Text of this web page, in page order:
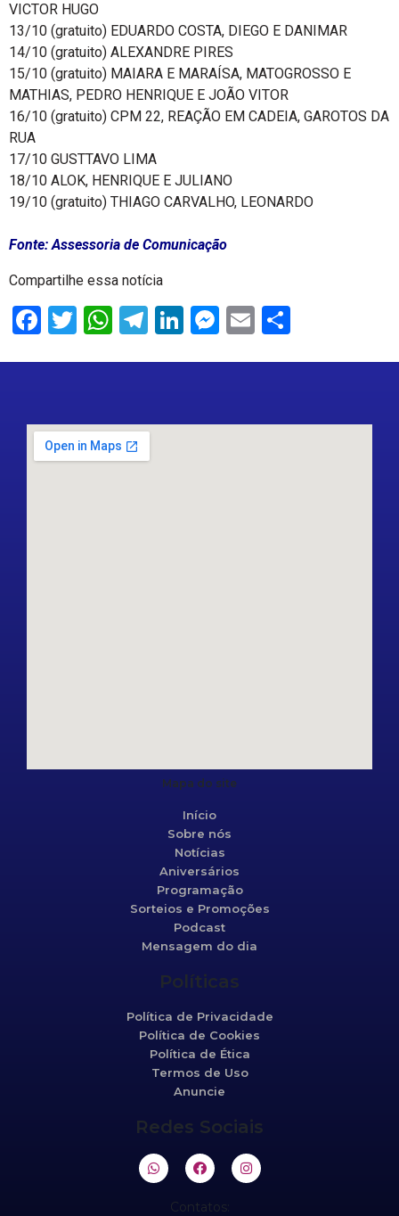
VICTOR HUGO
13/10 (gratuito) EDUARDO COSTA, DIEGO E DANIMAR
14/10 (gratuito) ALEXANDRE PIRES
15/10 (gratuito) MAIARA E MARAÍSA, MATOGROSSO E
MATHIAS, PEDRO HENRIQUE E JOÃO VITOR
16/10 (gratuito) CPM 22, REAÇÃO EM CADEIA, GAROTOS DA
RUA
17/10 GUSTTAVO LIMA
18/10 ALOK, HENRIQUE E JULIANO
19/10 (gratuito) THIAGO CARVALHO, LEONARDO
Fonte: Assessoria de Comunicação
Compartilhe essa notícia
Facebook
Twitter
WhatsApp
Telegram
LinkedIn
Messenger
Email
Mapa do site
Início
Sobre nós
Notícias
Aniversários
Programação
Sorteios e Promoções
Podcast
Mensagem do dia
Políticas
Política de Privacidade
Política de Cookies
Política de Ética
Termos de Uso
Anuncie
Redes Sociais
Contatos: